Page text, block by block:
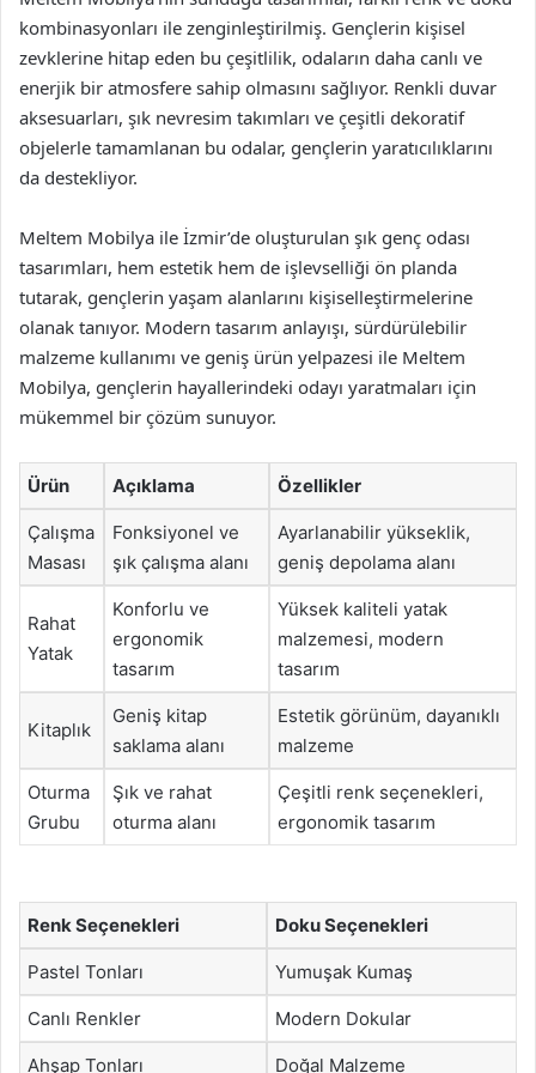
kombinasyonları ile zenginleştirilmiş. Gençlerin kişisel
zevklerine hitap eden bu çeşitlilik, odaların daha canlı ve
enerjik bir atmosfere sahip olmasını sağlıyor. Renkli duvar
aksesuarları, şık nevresim takımları ve çeşitli dekoratif
objelerle tamamlanan bu odalar, gençlerin yaratıcılıklarını
da destekliyor.
Meltem Mobilya ile İzmir’de oluşturulan şık genç odası
tasarımları, hem estetik hem de işlevselliği ön planda
tutarak, gençlerin yaşam alanlarını kişiselleştirmelerine
olanak tanıyor. Modern tasarım anlayışı, sürdürülebilir
malzeme kullanımı ve geniş ürün yelpazesi ile Meltem
Mobilya, gençlerin hayallerindeki odayı yaratmaları için
mükemmel bir çözüm sunuyor.
Ürün Açıklama Özellikler
Çalışma
Masası
Fonksiyonel ve
şık çalışma alanı
Ayarlanabilir yükseklik,
geniş depolama alanı
Rahat
Yatak
Konforlu ve
ergonomik
tasarım
Yüksek kaliteli yatak
malzemesi, modern
tasarım
Kitaplık
Geniş kitap
saklama alanı
Estetik görünüm, dayanıklı
malzeme
Oturma
Grubu
Şık ve rahat
oturma alanı
Çeşitli renk seçenekleri,
ergonomik tasarım
Renk Seçenekleri Doku Seçenekleri
Pastel Tonları Yumuşak Kumaş
Canlı Renkler Modern Dokular
Ahşap Tonları Doğal Malzeme